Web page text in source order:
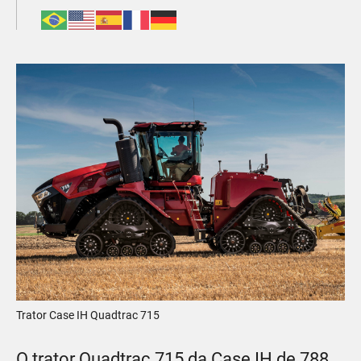
Trator Case IH Quadtrac 715